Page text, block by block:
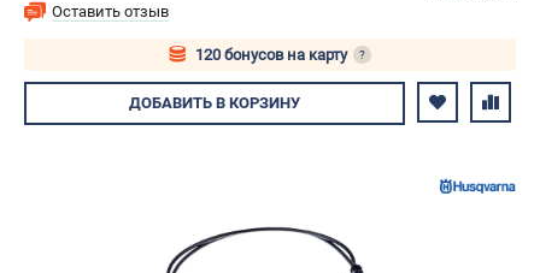
Оставить отзыв
120 бонусов на карту ?
Авторизуйтесь
ДОБАВИТЬ В КОРЗИНУ